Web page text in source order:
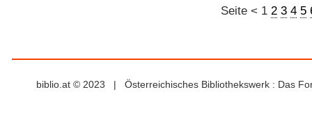
Seite < 1 2 3 4 5
biblio.at © 2023 | Österreichisches Bibliothekswerk : Das